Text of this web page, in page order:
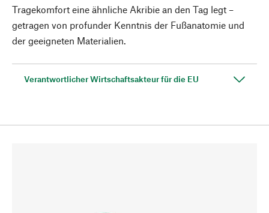
Tragekomfort eine ähnliche Akribie an den Tag legt –
getragen von profunder Kenntnis der Fußanatomie und
der geeigneten Materialien.
Verantwortlicher Wirtschaftsakteur für die EU